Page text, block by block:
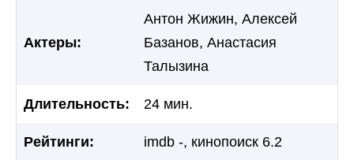
Актеры:
Антон Жижин, Алексей
Базанов, Анастасия
Талызина
Длительность: 24 мин.
Рейтинги: imdb -, кинопоиск 6.2